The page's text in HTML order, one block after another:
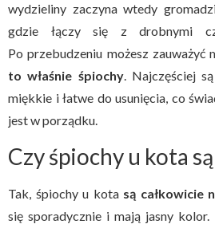
wydzieliny zaczyna wtedy
gdzie łączy się z drobnymi
Po przebudzeniu możesz zauważyć
to właśnie śpiochy. Najczęściej
miękkie i łatwe do usunięcia, co
jest w porządku.
Czy śpiochy u kota
Tak, śpiochy u kota są całkowicie
się sporadycznie i mają jasny